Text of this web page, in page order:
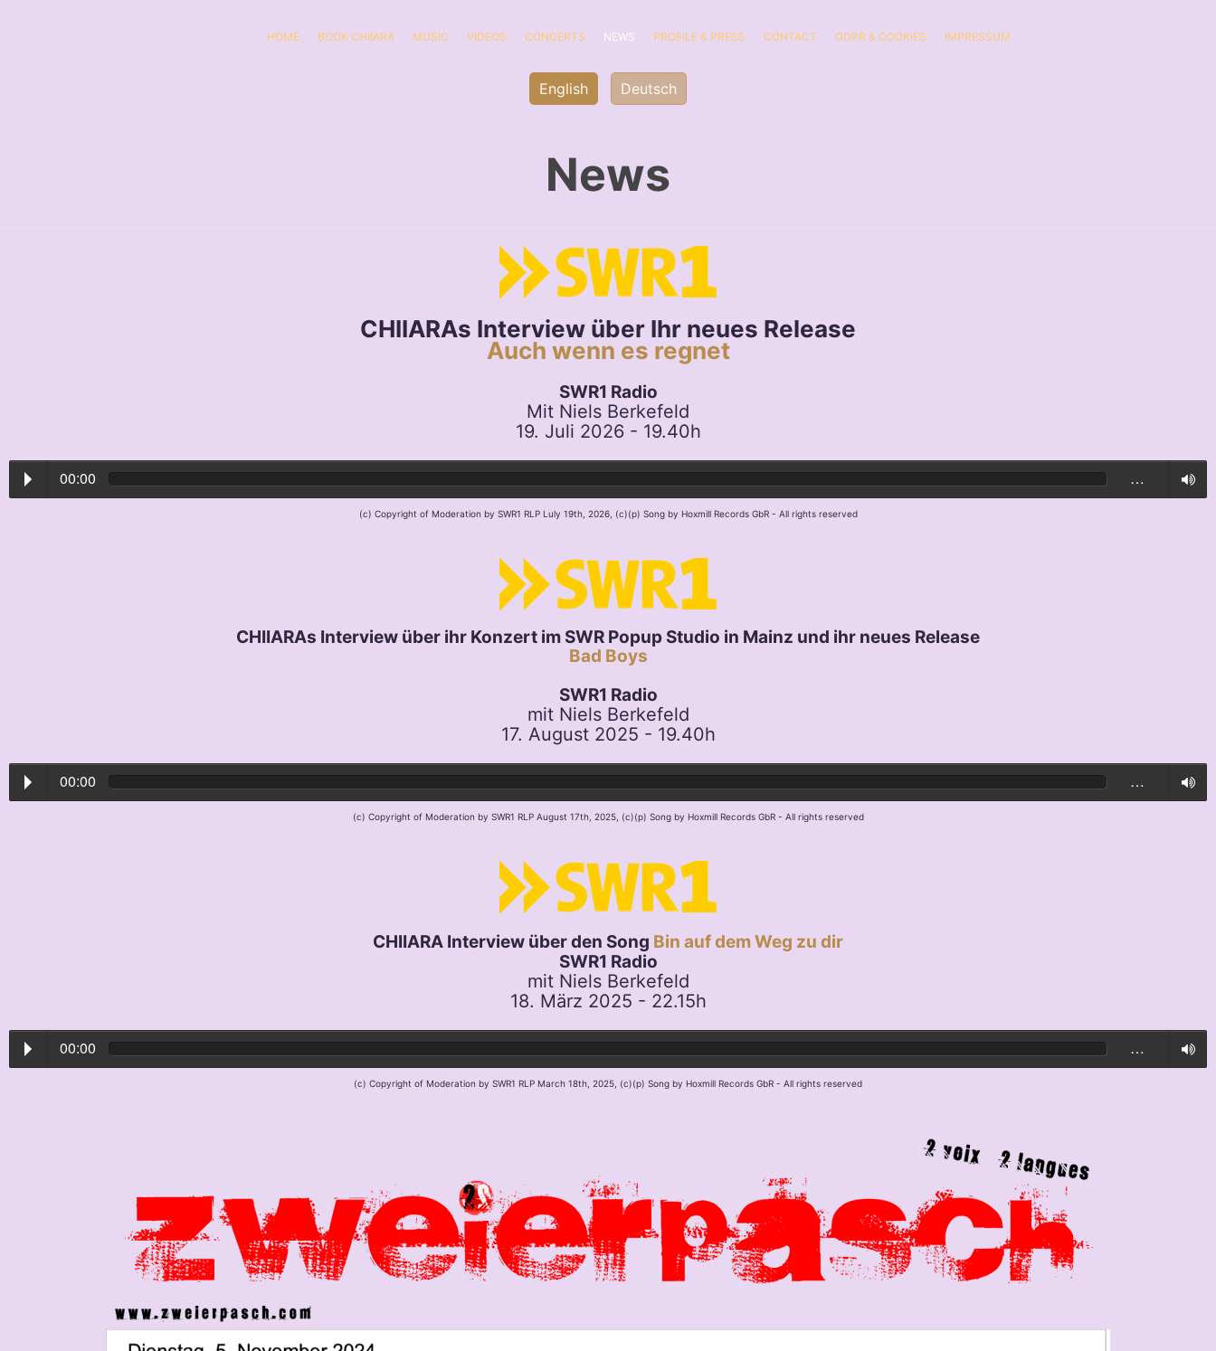
HOME BOOK CHIIARA MUSIC VIDEOS CONCERTS NEWS PROFILE & PRESS CONTACT GDPR & COOKIES IMPRESSUM
English Deutsch
News
CHIIARAs Interview über Ihr neues Release
Auch wenn es regnet
SWR1 Radio
Mit Niels Berkefeld
19. Juli 2026 - 19.40h
00:00 …
(c) Copyright of Moderation by SWR1 RLP Luly 19th, 2026, (c)(p) Song by Hoxmill Records GbR - All rights reserved
CHIIARAs Interview über ihr Konzert im SWR Popup Studio in Mainz und ihr neues Release
Bad Boys
SWR1 Radio
mit Niels Berkefeld
17. August 2025 - 19.40h
00:00 …
(c) Copyright of Moderation by SWR1 RLP August 17th, 2025, (c)(p) Song by Hoxmill Records GbR - All rights reserved
CHIIARA Interview über den Song Bin auf dem Weg zu dir
SWR1 Radio
mit Niels Berkefeld
18. März 2025 - 22.15h
00:00 …
(c) Copyright of Moderation by SWR1 RLP March 18th, 2025, (c)(p) Song by Hoxmill Records GbR - All rights reserved